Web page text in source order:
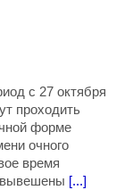
с 27 октября
проходить
форме
очного
время
вывешены [...]